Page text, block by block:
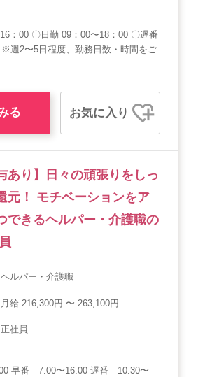
：00 〇日勤 09：00〜18：00 〇遅番
※週2〜5日程度、勤務日数・時間をご
る お気に入り
あり】日々の頑張りをしっ
元！ モチベーションをア
できるヘルパー・介護職の
ヘルパー・介護職
月給 216,300円 〜 263,100円
正社員
早番 7:00〜16:00 遅番 10:30〜